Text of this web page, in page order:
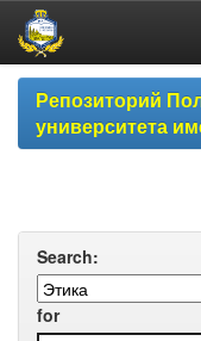
Skip
navigationРепозиторий
университета
Search:
for